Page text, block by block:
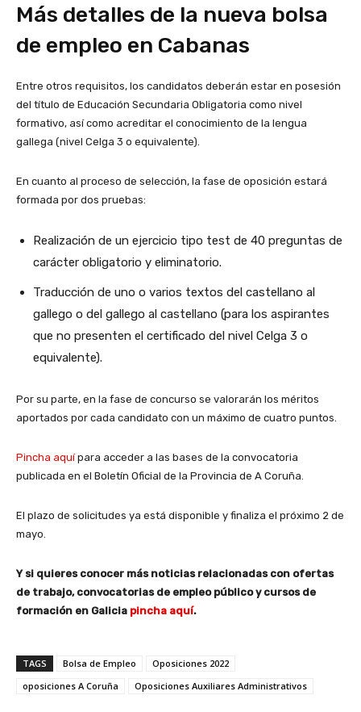
Más detalles de la nueva bolsa
de empleo en Cabanas
Entre otros requisitos, los candidatos deberán estar en posesión
del título de Educación Secundaria Obligatoria como nivel
formativo, así como acreditar el conocimiento de la lengua
gallega (nivel Celga 3 o equivalente).
En cuanto al proceso de selección, la fase de oposición estará
formada por dos pruebas:
Realización de un ejercicio tipo test de 40 preguntas de
carácter obligatorio y eliminatorio.
Traducción de uno o varios textos del castellano al
gallego o del gallego al castellano (para los aspirantes
que no presenten el certificado del nivel Celga 3 o
equivalente).
Por su parte, en la fase de concurso se valorarán los méritos
aportados por cada candidato con un máximo de cuatro puntos.
Pincha aquípara acceder a las bases de la convocatoria
publicada en el Boletín Oficial de la Provincia de A Coruña.
El plazo de solicitudes ya está disponible y finaliza el próximo 2 de
mayo.
Y si quieres conocer más noticias relacionadas con ofertas
de trabajo, convocatorias de empleo público y cursos de
formación en Galicia pincha aquí.
TAGS Bolsa de Empleo
Oposiciones 2022
oposiciones A Coruña
Oposiciones Auxiliares Administrativos